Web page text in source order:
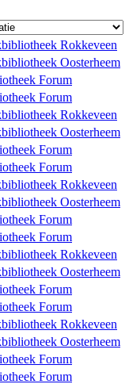
Rokkeveen
Oosterheem
Forum
Forum
Rokkeveen
Oosterheem
Forum
Forum
Rokkeveen
Oosterheem
Forum
Forum
Rokkeveen
Oosterheem
Forum
Forum
Rokkeveen
Oosterheem
Forum
Forum